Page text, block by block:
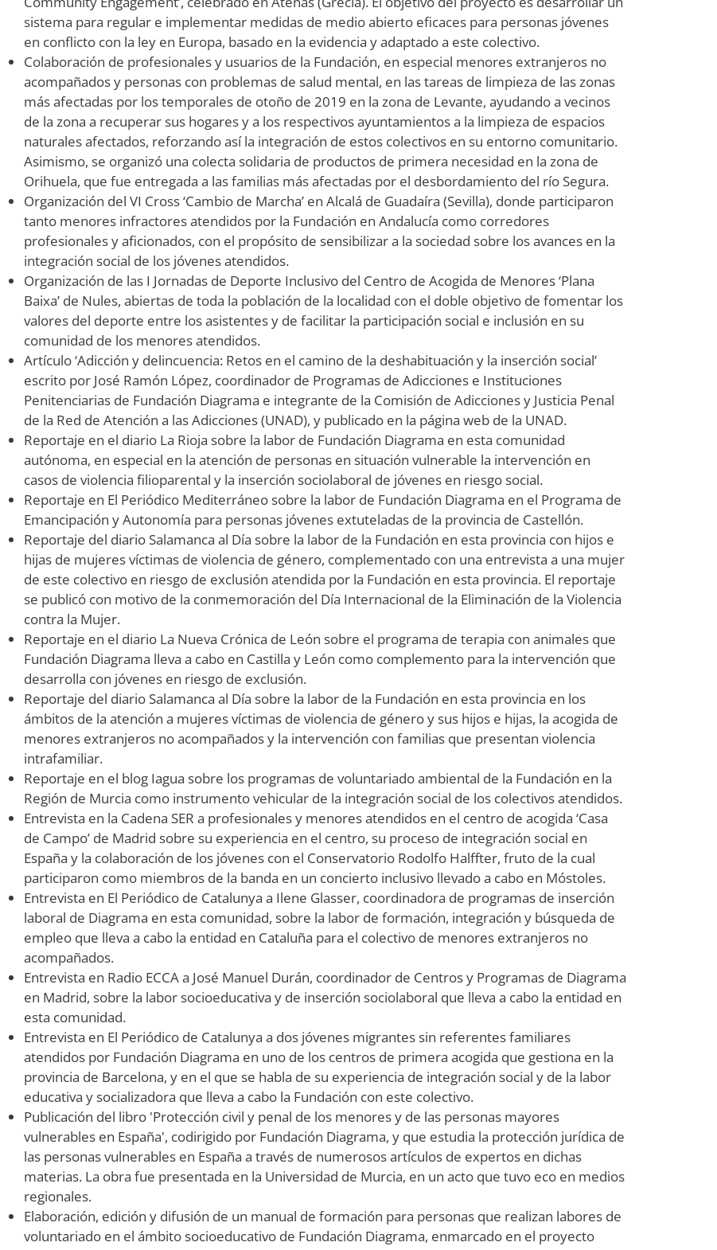
sistema para regular e implementar medidas de medio abierto eficaces para personas jóvenes
en conflicto con la ley en Europa, basado en la evidencia y adaptado a este colectivo.
Colaboración de profesionales y usuarios de la Fundación, en especial menores extranjeros no
acompañados y personas con problemas de salud mental, en las tareas de limpieza de las zonas
más afectadas por los temporales de otoño de 2019 en la zona de Levante, ayudando a vecinos
de la zona a recuperar sus hogares y a los respectivos ayuntamientos a la limpieza de espacios
naturales afectados, reforzando así la integración de estos colectivos en su entorno comunitario.
Asimismo, se organizó una colecta solidaria de productos de primera necesidad en la zona de
Orihuela, que fue entregada a las familias más afectadas por el desbordamiento del río Segura.
Organización del VI Cross ‘Cambio de Marcha’ en Alcalá de Guadaíra (Sevilla), donde participaron
tanto menores infractores atendidos por la Fundación en Andalucía como corredores
profesionales y aficionados, con el propósito de sensibilizar a la sociedad sobre los avances en la
integración social de los jóvenes atendidos.
Organización de las I Jornadas de Deporte Inclusivo del Centro de Acogida de Menores ‘Plana
Baixa’ de Nules, abiertas de toda la población de la localidad con el doble objetivo de fomentar los
valores del deporte entre los asistentes y de facilitar la participación social e inclusión en su
comunidad de los menores atendidos.
Artículo ‘Adicción y delincuencia: Retos en el camino de la deshabituación y la inserción social’
escrito por José Ramón López, coordinador de Programas de Adicciones e Instituciones
Penitenciarias de Fundación Diagrama e integrante de la Comisión de Adicciones y Justicia Penal
de la Red de Atención a las Adicciones (UNAD), y publicado en la página web de la UNAD.
Reportaje en el diario La Rioja sobre la labor de Fundación Diagrama en esta comunidad
autónoma, en especial en la atención de personas en situación vulnerable la intervención en
casos de violencia filioparental y la inserción sociolaboral de jóvenes en riesgo social.
Reportaje en El Periódico Mediterráneo sobre la labor de Fundación Diagrama en el Programa de
Emancipación y Autonomía para personas jóvenes extuteladas de la provincia de Castellón.
Reportaje del diario Salamanca al Día sobre la labor de la Fundación en esta provincia con hijos e
hijas de mujeres víctimas de violencia de género, complementado con una entrevista a una mujer
de este colectivo en riesgo de exclusión atendida por la Fundación en esta provincia. El reportaje
se publicó con motivo de la conmemoración del Día Internacional de la Eliminación de la Violencia
contra la Mujer.
Reportaje en el diario La Nueva Crónica de León sobre el programa de terapia con animales que
Fundación Diagrama lleva a cabo en Castilla y León como complemento para la intervención que
desarrolla con jóvenes en riesgo de exclusión.
Reportaje del diario Salamanca al Día sobre la labor de la Fundación en esta provincia en los
ámbitos de la atención a mujeres víctimas de violencia de género y sus hijos e hijas, la acogida de
menores extranjeros no acompañados y la intervención con familias que presentan violencia
intrafamiliar.
Reportaje en el blog Iagua sobre los programas de voluntariado ambiental de la Fundación en la
Región de Murcia como instrumento vehicular de la integración social de los colectivos atendidos.
Entrevista en la Cadena SER a profesionales y menores atendidos en el centro de acogida ‘Casa
de Campo’ de Madrid sobre su experiencia en el centro, su proceso de integración social en
España y la colaboración de los jóvenes con el Conservatorio Rodolfo Halffter, fruto de la cual
participaron como miembros de la banda en un concierto inclusivo llevado a cabo en Móstoles.
Entrevista en El Periódico de Catalunya a Ilene Glasser, coordinadora de programas de inserción
laboral de Diagrama en esta comunidad, sobre la labor de formación, integración y búsqueda de
empleo que lleva a cabo la entidad en Cataluña para el colectivo de menores extranjeros no
acompañados.
Entrevista en Radio ECCA a José Manuel Durán, coordinador de Centros y Programas de Diagrama
en Madrid, sobre la labor socioeducativa y de inserción sociolaboral que lleva a cabo la entidad en
esta comunidad.
Entrevista en El Periódico de Catalunya a dos jóvenes migrantes sin referentes familiares
atendidos por Fundación Diagrama en uno de los centros de primera acogida que gestiona en la
provincia de Barcelona, y en el que se habla de su experiencia de integración social y de la labor
educativa y socializadora que lleva a cabo la Fundación con este colectivo.
Publicación del libro 'Protección civil y penal de los menores y de las personas mayores
vulnerables en España', codirigido por Fundación Diagrama, y que estudia la protección jurídica de
las personas vulnerables en España a través de numerosos artículos de expertos en dichas
materias. La obra fue presentada en la Universidad de Murcia, en un acto que tuvo eco en medios
regionales.
Elaboración, edición y difusión de un manual de formación para personas que realizan labores de
voluntariado en el ámbito socioeducativo de Fundación Diagrama, enmarcado en el proyecto